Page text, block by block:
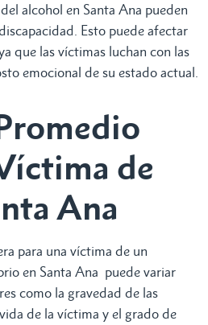
alcohol en Santa Ana pueden
Esto puede afectar
que las víctimas luchan con las
emocional de su estado actual.
de
Ana
para una víctima de un
en Santa Ana puede variar
como la gravedad de las
de la víctima y el grado de